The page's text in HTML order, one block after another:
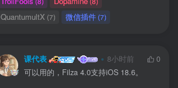
QuantumultX (7) 微信插件(7)
课代表 8小时前
0
可以用的，Filza 4.0支持iOS 18.6。